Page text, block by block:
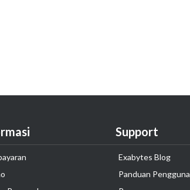
Support
Exabytes Blog
Panduan Pengguna